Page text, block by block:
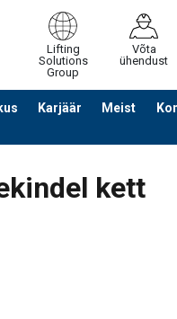
Lifting
Solutions
Group
Võta
ühendust
Karjäär Meist
Jätka ostlemist
kett